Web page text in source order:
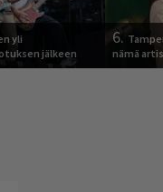
yli
jälkeen
6.
nämä